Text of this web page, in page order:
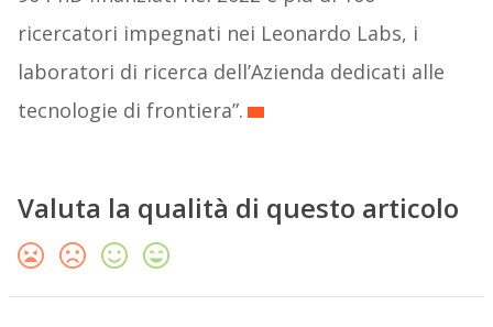
ricercatori impegnati nei Leonardo Labs, i
laboratori di ricerca dell’Azienda dedicati alle
tecnologie di frontiera”.
Valuta la qualità di questo articolo